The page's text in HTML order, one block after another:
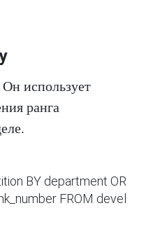
использует
ранга
BY department OR
FROM devel